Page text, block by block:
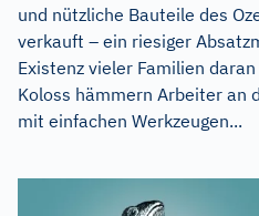
und nützliche Bauteile des
verkauft – ein riesiger
Existenz vieler Familien
Koloss hämmern Arbeiter an
mit einfachen Werkzeugen...